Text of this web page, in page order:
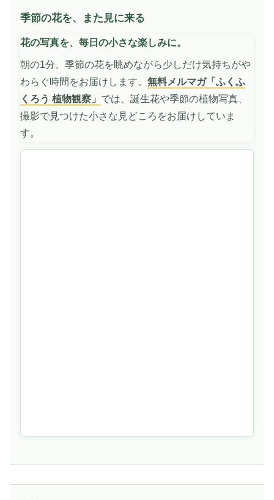
動
を
生
季節の花を、また見に来る
花の写真を、毎日の小さな楽しみに。
朝の1分、季節の花を眺めながら少しだけ気持ちがや
わらぐ時間をお届けします。 無料メルマガ「ふくふ
くろう 植物観察」 では、誕生花や季節の植物写真、
撮影で見つけた小さな見どころをお届けしていま
す。